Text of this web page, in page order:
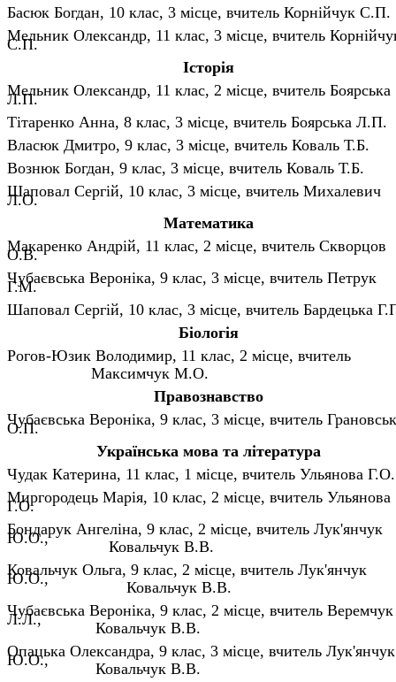
Басюк Богдан, 10 клас, 3 місце, вчитель Корнійчук С.П.
Мельник Олександр, 11 клас, 3 місце, вчитель
С.П.
Історія
Мельник Олександр, 11 клас, 2 місце, вчитель Боярська
Л.П.
Тітаренко Анна, 8 клас, 3 місце, вчитель Боярська Л.П.
Власюк Дмитро, 9 клас, 3 місце, вчитель Коваль Т.Б.
Вознюк Богдан, 9 клас, 3 місце, вчитель Коваль Т.Б.
Шаповал Сергій, 10 клас, 3 місце, вчитель Михалевич
Л.О.
Математика
Макаренко Андрій, 11 клас, 2 місце, вчитель Скворцов
О.В.
Чубаєвська Вероніка, 9 клас, 3 місце, вчитель Петрук
Г.М.
Шаповал Сергій, 10 клас, 3 місце, вчитель Бардецька
Біологія
Рогов-Юзик Володимир, 11 клас, 2 місце,
Максимчук М.О.
Правознавство
Чубаєвська Вероніка, 9 клас, 3 місце, вчитель
О.П.
Українська мова та література
Чудак Катерина, 11 клас, 1 місце, вчитель Ульянова Г.О.
Миргородець Марія, 10 клас, 2 місце, вчитель Ульянова
Г.О.
Бондарук Ангеліна, 9 клас, 2 місце, вчитель Лук'янчук
Ковальчук В.В.
Ковальчук Ольга, 9 клас, 2 місце, вчитель Лук'янчук
Ковальчук В.В.
Чубаєвська Вероніка, 9 клас, 2 місце, вчитель Веремчук
Ковальчук В.В.
Опацька Олександра, 9 клас, 3 місце, вчитель Лук'янчук
Ковальчук В.В.